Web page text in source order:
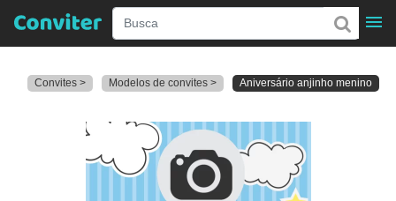
Convites > Modelos de convites > Aniversário anjinho menino